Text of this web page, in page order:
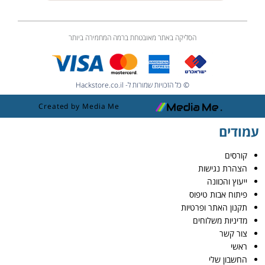
הסליקה באתר מאובטחת ברמה המחמירה ביותר
© כל הזכויות שמורות ל- Hackstore.co.il
Created by Media Me
עמודים
קורסים
הצהרת נגישות
ייעוץ והכוונה
פיתוח אבות טיפוס
תקנון האתר ופרטיות
מדיניות משלוחים
צור קשר
ראשי
החשבון שלי